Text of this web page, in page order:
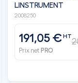
LINSTRUMENT
2008250
191,05 €HT
Prix net PRO